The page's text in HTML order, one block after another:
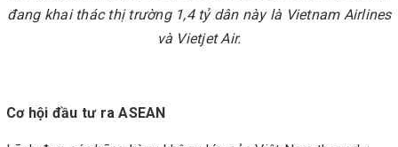
đang khai thác thị trường 1,4 tỷ dân này là Vietnam Airlines
và Vietjet Air.
Cơ hội đầu tư ra ASEAN